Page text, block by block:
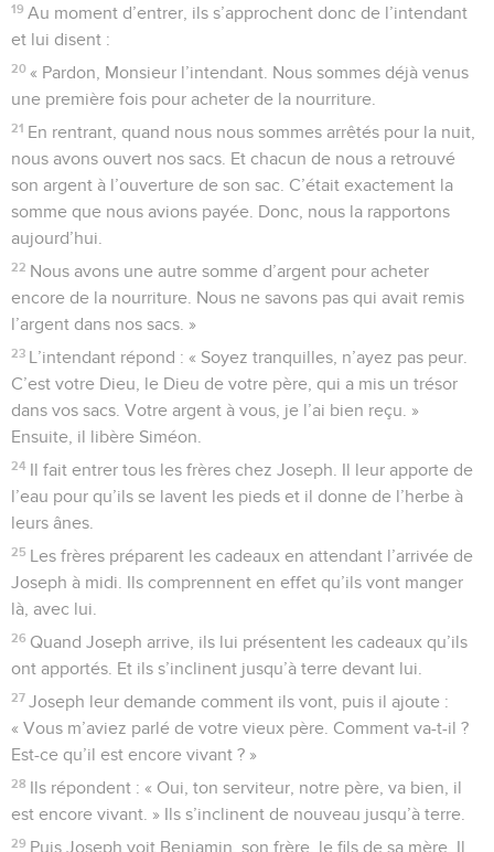
19 Au moment d’entrer, ils s’approchent donc de l’intendant
et lui disent :
20 « Pardon, Monsieur l’intendant. Nous sommes déjà venus
une première fois pour acheter de la nourriture.
21 En rentrant, quand nous nous sommes arrêtés pour la nuit,
nous avons ouvert nos sacs. Et chacun de nous a retrouvé
son argent à l’ouverture de son sac. C’était exactement la
somme que nous avions payée. Donc, nous la rapportons
aujourd’hui.
22 Nous avons une autre somme d’argent pour acheter
encore de la nourriture. Nous ne savons pas qui avait remis
l’argent dans nos sacs. »
23 L’intendant répond : « Soyez tranquilles, n’ayez pas peur.
C’est votre Dieu, le Dieu de votre père, qui a mis un trésor
dans vos sacs. Votre argent à vous, je l’ai bien reçu. »
Ensuite, il libère Siméon.
24 Il fait entrer tous les frères chez Joseph. Il leur apporte de
l’eau pour qu’ils se lavent les pieds et il donne de l’herbe à
leurs ânes.
25 Les frères préparent les cadeaux en attendant l’arrivée de
Joseph à midi. Ils comprennent en effet qu’ils vont manger
là, avec lui.
26 Quand Joseph arrive, ils lui présentent les cadeaux qu’ils
ont apportés. Et ils s’inclinent jusqu’à terre devant lui.
27 Joseph leur demande comment ils vont, puis il ajoute :
« Vous m’aviez parlé de votre vieux père. Comment va-t-il ?
Est-ce qu’il est encore vivant ? »
28 Ils répondent : « Oui, ton serviteur, notre père, va bien, il
est encore vivant. » Ils s’inclinent de nouveau jusqu’à terre.
29 Puis Joseph voit Benjamin, son frère, le fils de sa mère. Il